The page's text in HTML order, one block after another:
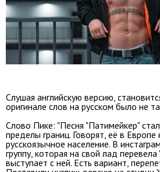
Слушая английскую версию,
оригинале слов на русском было не
Слово Пике: "Песня "Патимейкер"
пределы границ. Говорят, её в Европе
русскоязычное население. В
группу, которая на свой лад
выступает с ней. Есть вариант,